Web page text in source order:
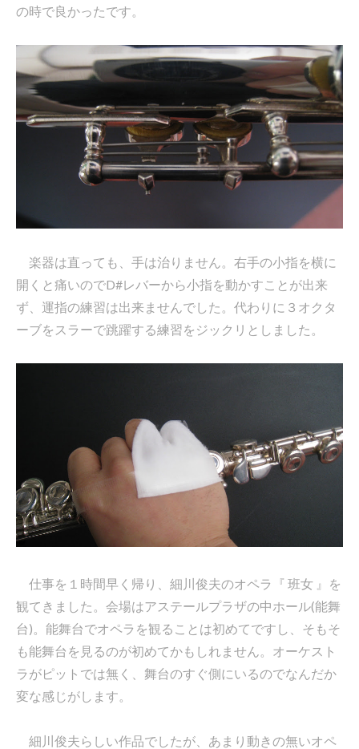
の時で良かったです。
楽器は直っても、手は治りません。右手の小指を横に
開くと痛いのでD#レバーから小指を動かすことが出来
ず、運指の練習は出来ませんでした。代わりに３オクタ
ーブをスラーで跳躍する練習をジックリとしました。
仕事を１時間早く帰り、細川俊夫のオペラ『 班女 』を
観てきました。会場はアステールプラザの中ホール(能舞
台)。能舞台でオペラを観ることは初めてですし、そもそ
も能舞台を見るのが初めてかもしれません。オーケスト
ラがピットでは無く、舞台のすぐ側にいるのでなんだか
変な感じがします。
細川俊夫らしい作品でしたが、あまり動きの無いオペ